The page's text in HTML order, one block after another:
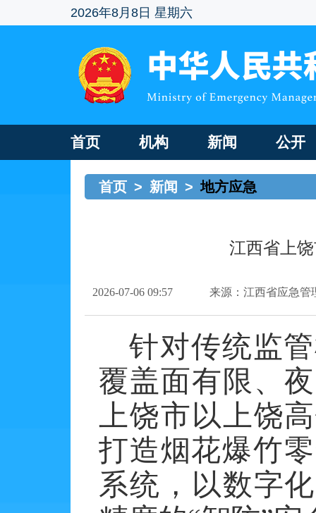
2026年8月8日 星期六
首页 机构 新闻 公开
首页 > 新闻 > 地方应急
江西省上
2026-07-06 09:57 来源：江西省应急管
针对传统监
覆盖面有限、
上饶市以上饶
打造烟花爆竹
系统，以数字